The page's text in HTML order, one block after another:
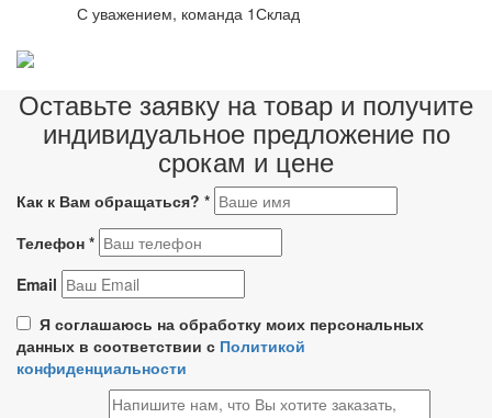
С уважением, команда 1Склад
Оставьте заявку на товар и получите
индивидуальное предложение по
срокам и цене
Как к Вам обращаться? *
Телефон *
Email
Я соглашаюсь на обработку моих персональных
данных в соответствии с Политикой
конфиденциальности